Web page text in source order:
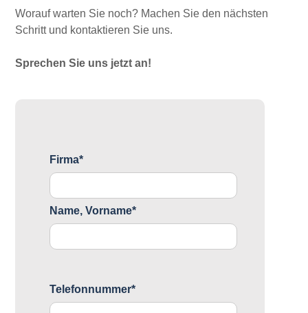
Worauf warten Sie noch? Machen Sie den nächsten
Schritt und kontaktieren Sie uns.
Sprechen Sie uns jetzt an!
Firma*
Name, Vorname*
Telefonnummer*